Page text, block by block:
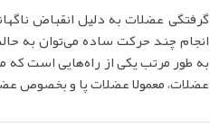
گرفتگی عضلات به دلیل انقباض
انجام چند حرکت ساده می‌توان به
به طور مرتب یکی از راه‌هایی است که
عضلات، معمولا عضلات پا و بخصوص